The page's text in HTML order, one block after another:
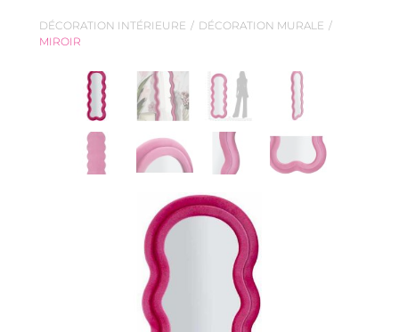
DÉCORATION INTÉRIEURE
DÉCORATION MURALE
MIROIR